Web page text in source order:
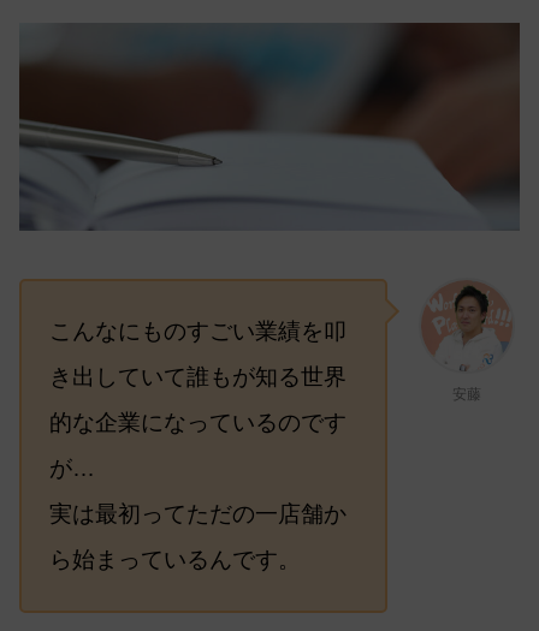
安藤
こんなにものすごい業績を叩
き出していて誰もが知る世界
的な企業になっているのです
が…
実は最初ってただの一店舗か
ら始まっているんです。